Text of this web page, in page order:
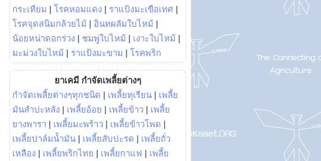
กระเทียม | โรคหอมแดง | ราแป้งมะเขือเทศ |
โรคจุดสนิมกล้วยไม้ | อินทผลัมใบไหม้ |
น้อยหน่าดอกร่วง | ชมพู่ใบไหม้ | เงาะใบไหม้ |
มะม่วงใบไหม้ | ราแป้งมะขาม | โรคพริก
ยาเคมี กำจัดเพลี้ยต่างๆ
กำจัดเพลี้ยต่างๆทุกชนิด | เพลี้ยทุเรียน | เพลี้ย
มันสำปะหลัง | เพลี้ยอ้อย | เพลี้ยข้าว | เพลี้ย
ยางพารา | เพลี้ยมะพร้าว | เพลี้ยข้าวโพด |
เพลี้ยปาล์มน้ำมัน | เพลี้ยสับปะรด | เพลี้ยถั่ว
เหลือง | เพลี้ยพริกไทย | เพลี้ยกาแฟ | เพลี้ย